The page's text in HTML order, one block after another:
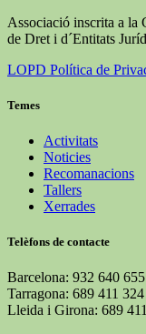
Associació inscrita a la
de Dret i d´Entitats
LOPD Política de
Temes
Activitats
Noticies
Recomanacions
Tallers
Xerrades
Telèfons de contacte
Barcelona: 932 640 655
Tarragona: 689 411 324
Lleida i Girona: 689